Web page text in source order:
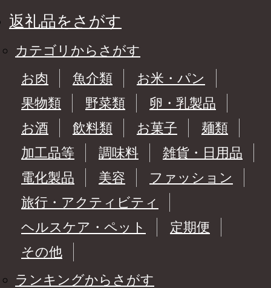
返礼品をさがす
カテゴリからさがす
お肉
魚介類
お米・パン
果物類
野菜類
卵・乳製品
お酒
飲料類 お菓子
麺類
加工品等
調味料
雑貨・日用品
電化製品
美容
ファッション
旅行・アクティビティ
ヘルスケア・ペット
定期便
その他
ランキングからさがす